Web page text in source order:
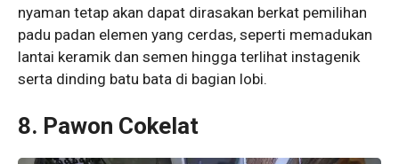
nyaman tetap akan dapat dirasakan berkat pemilihan
padu padan elemen yang cerdas, seperti memadukan
lantai keramik dan semen hingga terlihat instagenik
serta dinding batu bata di bagian lobi.
8. Pawon Cokelat